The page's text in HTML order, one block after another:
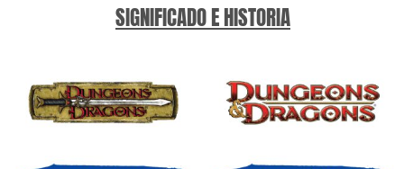
SIGNIFICADO E HISTORIA